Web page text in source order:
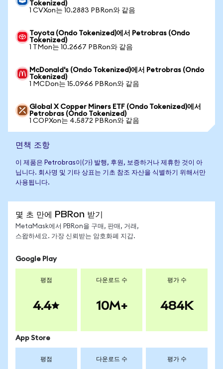
Tokenized)
1 CVXon는 10.2883 PBRon와 같음
Toyota (Ondo Tokenized)에서 Petrobras (Ondo
Tokenized)
1 TMon는 10.2667 PBRon와 같음
McDonald's (Ondo Tokenized)에서 Petrobras (Ondo
Tokenized)
1 MCDon는 15.0966 PBRon와 같음
Global X Copper Miners ETF (Ondo Tokenized)에서
Petrobras (Ondo Tokenized)
1 COPXon는 4.5872 PBRon와 같음
면책 조항
이 제품은 Petrobras이(가) 발행, 후원, 보증하거나 제휴한 것이 아
닙니다. 회사명 및 기타 상표는 기초 참조 자산을 식별하기 위해서만
사용됩니다.
몇 초 만에 PBRon 받기
MetaMask에서 PBRon을 구매, 판매, 거래,
스왑하세요. 가장 신뢰받는 암호화폐 지갑.
Google Play
평점
4.4
다운로드 수
10M+
평가 수
484K
App Store
평점 다운로드 수 평가 수